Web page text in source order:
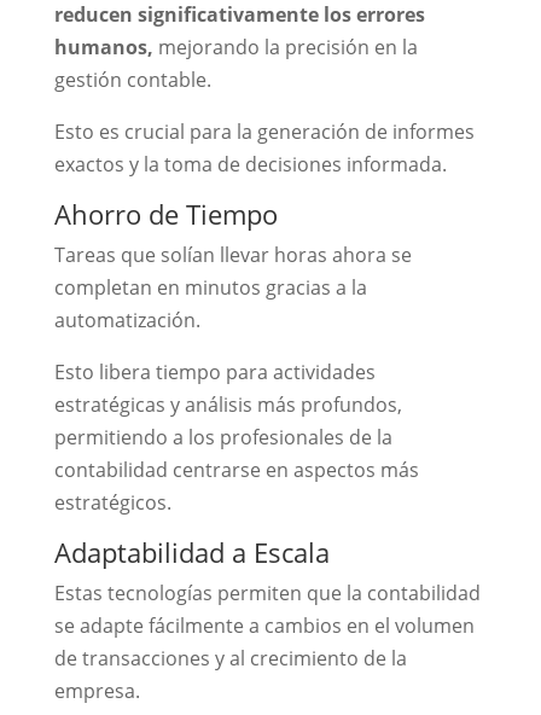
reducen significativamente los errores
humanos, mejorando la precisión en la
gestión contable.
Esto es crucial para la generación de informes
exactos y la toma de decisiones informada.
Ahorro de Tiempo
Tareas que solían llevar horas ahora se
completan en minutos gracias a la
automatización.
Esto libera tiempo para actividades
estratégicas y análisis más profundos,
permitiendo a los profesionales de la
contabilidad centrarse en aspectos más
estratégicos.
Adaptabilidad a Escala
Estas tecnologías permiten que la contabilidad
se adapte fácilmente a cambios en el volumen
de transacciones y al crecimiento de la
empresa.